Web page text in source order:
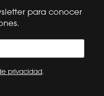
para conocer
privacidad.